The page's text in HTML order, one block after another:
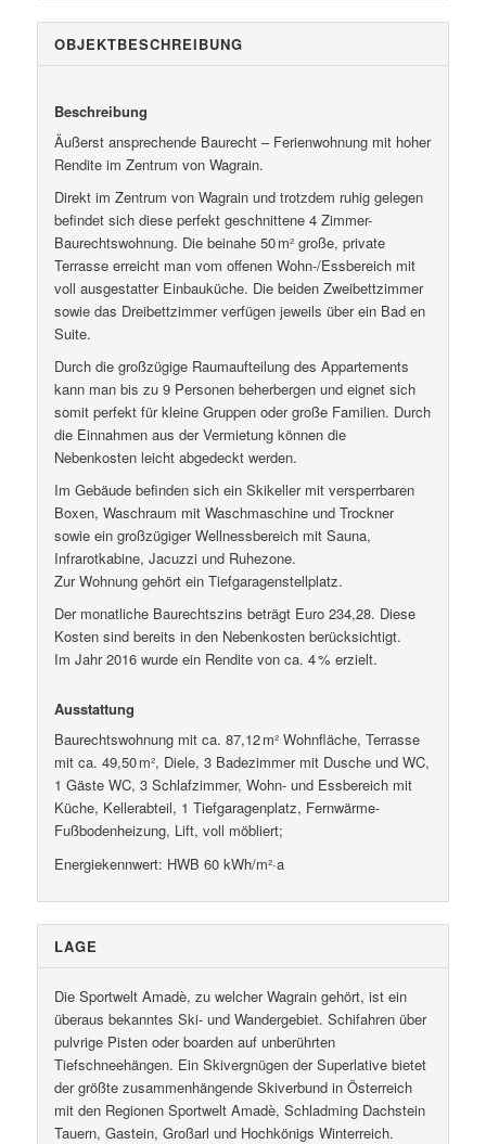
OBJEKT­BESCHREIBUNG
Beschreibung
Äußerst ansprechende Baurecht – Ferienwohnung mit hoher
Rendite im Zentrum von Wagrain.
Direkt im Zentrum von Wagrain und trotzdem ruhig gelegen
befindet sich diese perfekt geschnittene 4 Zimmer-
Baurechtswohnung. Die beinahe 50 m² große, private
Terrasse erreicht man vom offenen Wohn-/Essbereich mit
voll ausgestatter Einbauküche. Die beiden Zweibettzimmer
sowie das Dreibettzimmer verfügen jeweils über ein Bad en
Suite.
Durch die großzügige Raumaufteilung des Appartements
kann man bis zu 9 Personen beherbergen und eignet sich
somit perfekt für kleine Gruppen oder große Familien. Durch
die Einnahmen aus der Vermietung können die
Nebenkosten leicht abgedeckt werden.
Im Gebäude befinden sich ein Skikeller mit versperrbaren
Boxen, Waschraum mit Waschmaschine und Trockner
sowie ein großzügiger Wellnessbereich mit Sauna,
Infrarotkabine, Jacuzzi und Ruhezone.
Zur Wohnung gehört ein Tiefgaragenstellplatz.
Der monatliche Baurechtszins beträgt Euro 234,28. Diese
Kosten sind bereits in den Nebenkosten berücksichtigt.
Im Jahr 2016 wurde ein Rendite von ca. 4 % erzielt.
Ausstattung
Baurechtswohnung mit ca. 87,12 m² Wohnfläche, Terrasse
mit ca. 49,50 m², Diele, 3 Badezimmer mit Dusche und WC,
1 Gäste WC, 3 Schlafzimmer, Wohn- und Essbereich mit
Küche, Kellerabteil, 1 Tiefgaragenplatz, Fernwärme-
Fußbodenheizung, Lift, voll möbliert;
Energiekennwert: HWB 60 kWh/m²·a
LAGE
Die Sportwelt Amadè, zu welcher Wagrain gehört, ist ein
überaus bekanntes Ski- und Wandergebiet. Schifahren über
pulvrige Pisten oder boarden auf unberührten
Tiefschneehängen. Ein Skivergnügen der Superlative bietet
der größte zusammenhängende Skiverbund in Österreich
mit den Regionen Sportwelt Amadè, Schladming Dachstein
Tauern, Gastein, Großarl und Hochkönigs Winterreich.